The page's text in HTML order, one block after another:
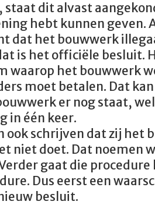
staat dit alvast
hebt kunnen geven.
dat het bouwwerk
is het officiële besluit.
waarop het bouwwerk
moet betalen. Dat
er nog staat,
in één keer.
ook schrijven dat zij het
niet doet. Dat noemen
gaat die
Dus eerst een
besluit.